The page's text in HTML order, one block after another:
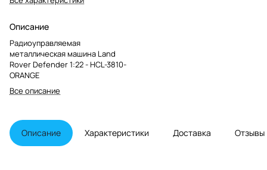
Описание
Радиоуправляемая
металлическая машина Land
Rover Defender 1:22 - HCL-3810-
ORANGE
Все описание
Описание Характеристики Доставка Отзывы